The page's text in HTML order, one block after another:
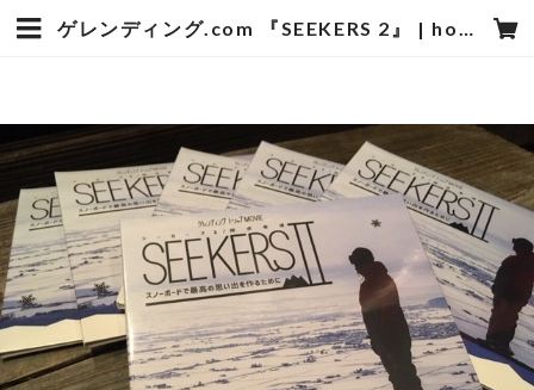
ゲレンディング.com 『SEEKERS 2』 | hotstyle TOYOOKA